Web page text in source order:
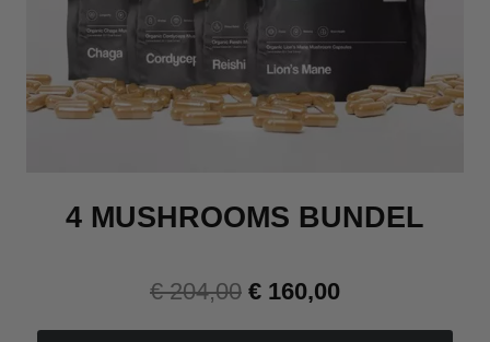
4 MUSHROOMS BUNDEL
€204,00 € 160,00